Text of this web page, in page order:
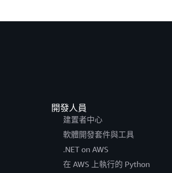
開發人員
建置者中心
軟體開發套件與工具
.NET on AWS
在 AWS 上執行的 Python